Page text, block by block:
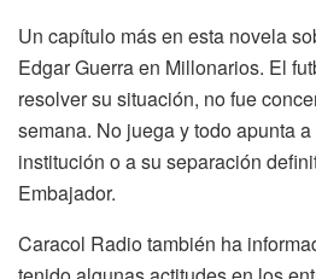
Un capítulo más en esta novela
Edgar Guerra en Millonarios. El
resolver su situación, no fue
semana. No juega y todo apunta
institución o a su separación
Embajador.
Caracol Radio también ha